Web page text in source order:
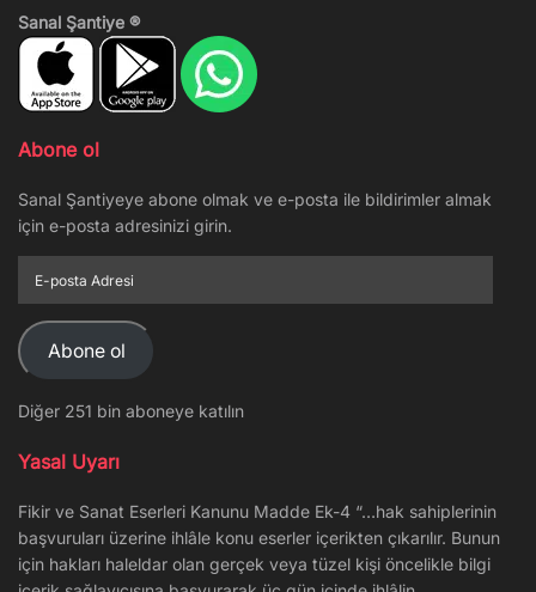
Sanal Şantiye ®
Abone ol
Sanal Şantiyeye abone olmak ve e-posta ile bildirimler almak
için e-posta adresinizi girin.
posta
Adresi
Abone ol
Diğer 251 bin aboneye katılın
Yasal Uyarı
Fikir ve Sanat Eserleri Kanunu Madde Ek-4 “…hak sahiplerinin
başvuruları üzerine ihlâle konu eserler içerikten çıkarılır. Bunun
için hakları haleldar olan gerçek veya tüzel kişi öncelikle bilgi